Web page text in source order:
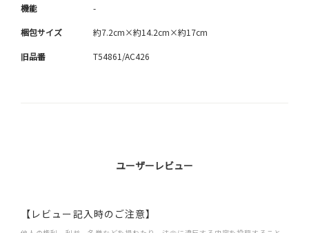
機能 -
梱包サイズ 約7.2cm×約14.2cm×約17cm
旧品番 T54861/AC426
ユーザーレビュー
【レビュー記入時のご注意】